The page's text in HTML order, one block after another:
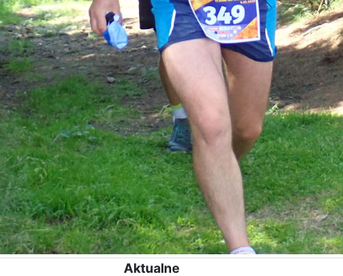
Aktualne